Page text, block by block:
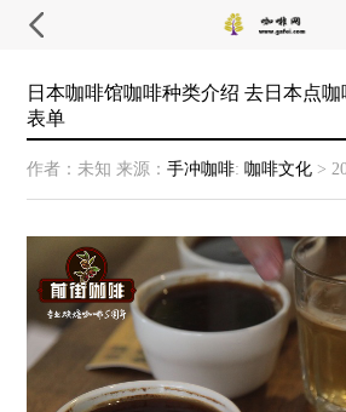
日本咖啡馆咖啡种类介绍 去日本点
表单
作者：未知 来源：手冲咖啡:咖啡文化 >